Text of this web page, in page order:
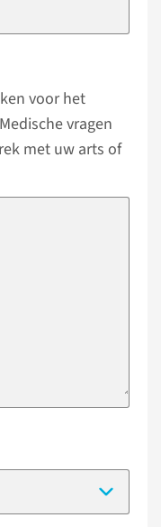
voor het
vragen
met uw arts of